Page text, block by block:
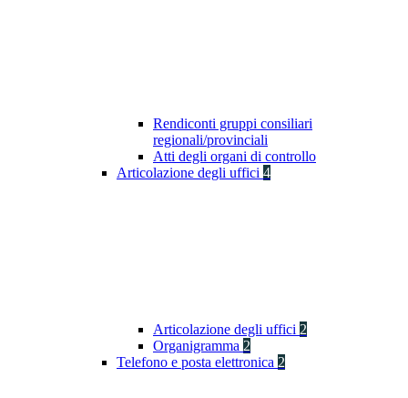
Rendiconti gruppi consiliari
regionali/provinciali
Atti degli organi di controllo
Articolazione degli uffici 4
Articolazione degli uffici 2
Organigramma 2
Telefono e posta elettronica 2